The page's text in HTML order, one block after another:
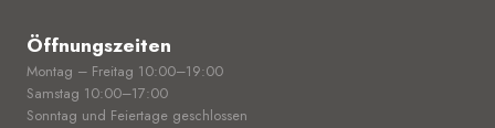
Öffnungszeiten
Montag – Freitag 10:00–19:00
Samstag 10:00–17:00
Sonntag und Feiertage geschlossen